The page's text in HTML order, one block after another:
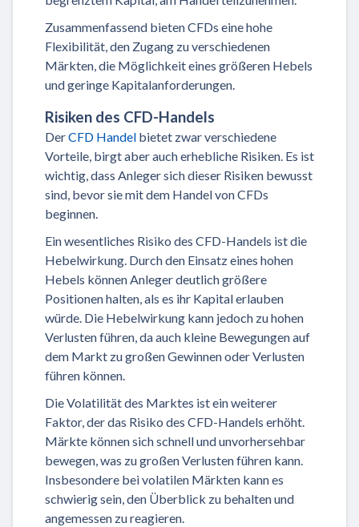
Zusammenfassend bieten CFDs eine hohe
Flexibilität, den Zugang zu verschiedenen
Märkten, die Möglichkeit eines größeren Hebels
und geringe Kapitalanforderungen.
Risiken des CFD-Handels
DerCFD Handel bietet zwar verschiedene
Vorteile, birgt aber auch erhebliche Risiken. Es ist
wichtig, dass Anleger sich dieser Risiken bewusst
sind, bevor sie mit dem Handel von CFDs
beginnen.
Ein wesentliches Risiko des CFD-Handels ist die
Hebelwirkung. Durch den Einsatz eines hohen
Hebels können Anleger deutlich größere
Positionen halten, als es ihr Kapital erlauben
würde. Die Hebelwirkung kann jedoch zu hohen
Verlusten führen, da auch kleine Bewegungen auf
dem Markt zu großen Gewinnen oder Verlusten
führen können.
Die Volatilität des Marktes ist ein weiterer
Faktor, der das Risiko des CFD-Handels erhöht.
Märkte können sich schnell und unvorhersehbar
bewegen, was zu großen Verlusten führen kann.
Insbesondere bei volatilen Märkten kann es
schwierig sein, den Überblick zu behalten und
angemessen zu reagieren.